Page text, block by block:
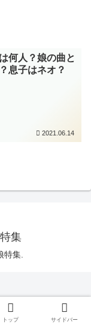
何人？娘の曲と
息子はネオ？
2021.06.14
集
特集.
トップ サイドバー